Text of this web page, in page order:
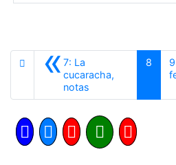
«7: La
cucaracha,
notas
8